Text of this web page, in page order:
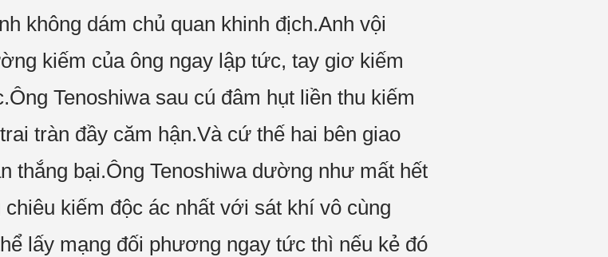
không dám chủ quan khinh địch.Anh vội
kiếm của ông ngay lập tức, tay giơ kiếm
Tenoshiwa sau cú đâm hụt liền thu kiếm
tràn đầy căm hận.Và cứ thế hai bên giao
thắng bại.Ông Tenoshiwa dường như mất hết
kiếm độc ác nhất với sát khí vô cùng
lấy mạng đối phương ngay tức thì nếu kẻ đó